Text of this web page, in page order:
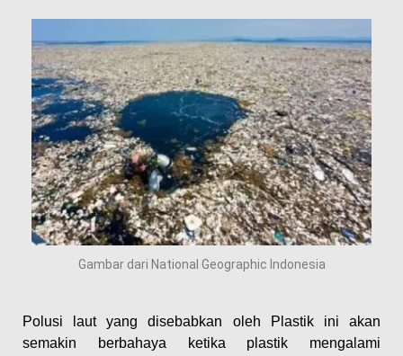
Gambar dari National Geographic Indonesia
Polusi laut yang disebabkan oleh Plastik ini akan
semakin berbahaya ketika plastik mengalami